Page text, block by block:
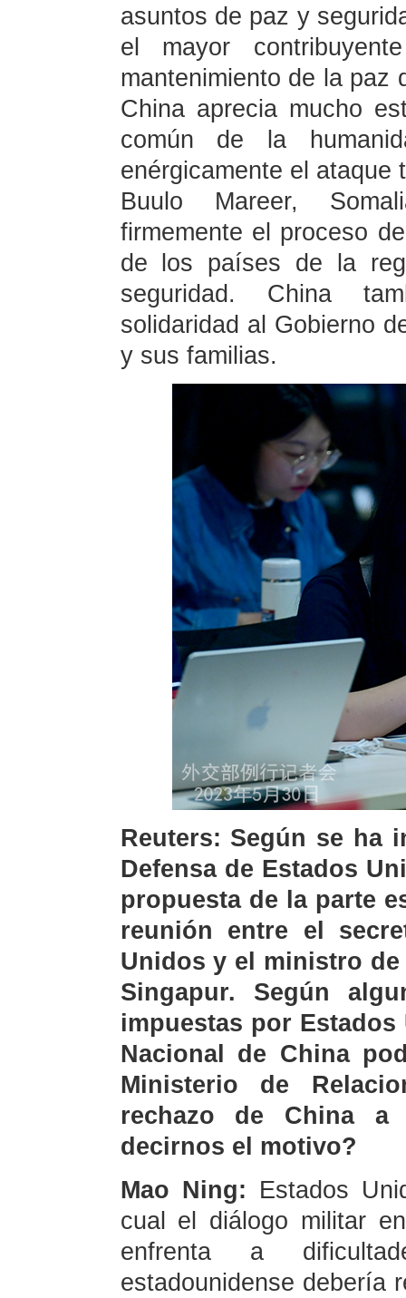
asuntos de paz y
el mayor
mantenimiento de la paz
China aprecia mucho
común de la
enérgicamente el ataque
Buulo Mareer,
firmemente el proceso
de los países de la
seguridad. China
solidaridad al Gobierno
y sus familias.
Reuters: Según se ha
Defensa de Estados
propuesta de la parte
reunión entre el
Unidos y el ministro de
Singapur. Según
impuestas por
Nacional de China
Ministerio de
rechazo de China
decirnos el motivo?
Mao Ning: Estados
cual el diálogo militar
enfrenta a
estadounidense debería